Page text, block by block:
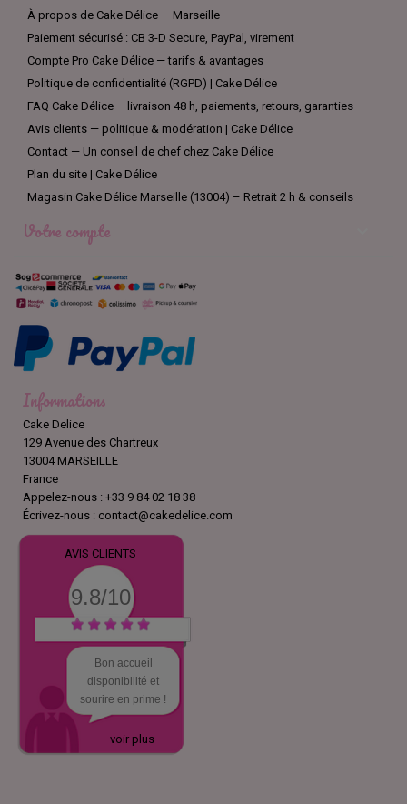
À propos de Cake Délice — Marseille
Paiement sécurisé : CB 3-D Secure, PayPal, virement
Compte Pro Cake Délice — tarifs & avantages
Politique de confidentialité (RGPD) | Cake Délice
FAQ Cake Délice – livraison 48 h, paiements, retours, garanties
Avis clients — politique & modération | Cake Délice
Contact — Un conseil de chef chez Cake Délice
Plan du site | Cake Délice
Magasin Cake Délice Marseille (13004) – Retrait 2 h & conseils
Votre compte
Informations
Cake Delice
129 Avenue des Chartreux
13004 MARSEILLE
France
Appelez-nous : +33 9 84 02 18 38
Écrivez-nous : contact@cakedelice.com
AVIS CLIENTS
9.8/10
Bon accueil
disponibilité et
sourire en prime !
voir plus